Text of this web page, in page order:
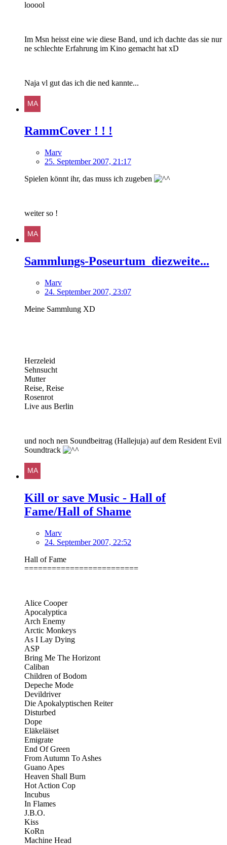
looool
Im Msn heisst eine wie diese Band, und ich dachte das sie nur
ne schlechte Erfahrung im Kino gemacht hat xD
Naja vl gut das ich die ned kannte...
RammCover ! ! !
Marv
25. September 2007, 21:17
Spielen könnt ihr, das muss ich zugeben
weiter so !
Sammlungs-Poseurtum_diezweite...
Marv
24. September 2007, 23:07
Meine Sammlung XD
Herzeleid
Sehnsucht
Mutter
Reise, Reise
Rosenrot
Live aus Berlin
und noch nen Soundbeitrag (Hallejuja) auf dem Resident Evil
Soundtrack
Kill or save Music - Hall of
Fame/Hall of Shame
Marv
24. September 2007, 22:52
Hall of Fame
=========================
Alice Cooper
Apocalyptica
Arch Enemy
Arctic Monkeys
As I Lay Dying
ASP
Bring Me The Horizont
Caliban
Children of Bodom
Depeche Mode
Devildriver
Die Apokalyptischen Reiter
Disturbed
Dope
Eläkeläiset
Emigrate
End Of Green
From Autumn To Ashes
Guano Apes
Heaven Shall Burn
Hot Action Cop
Incubus
In Flames
J.B.O.
Kiss
KoRn
Machine Head